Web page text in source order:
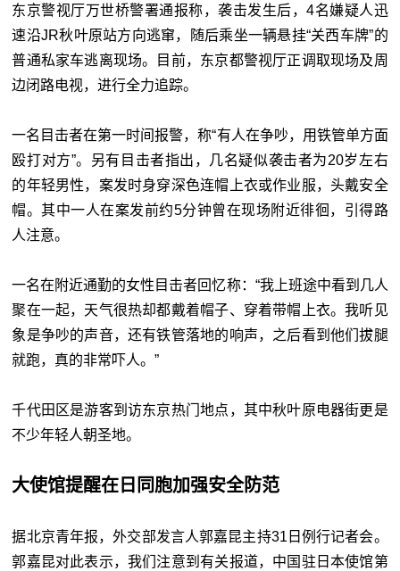
东京警视厅万世桥警署通报称，袭击发生后，4名嫌疑人迅
速沿JR秋叶原站方向逃窜，随后乘坐一辆悬挂“关西车牌”的
普通私家车逃离现场。目前，东京都警视厅正调取现场及周
边闭路电视，进行全力追踪。
一名目击者在第一时间报警，称“有人在争吵，用铁管单方面
殴打对方”。另有目击者指出，几名疑似袭击者为20岁左右
的年轻男性，案发时身穿深色连帽上衣或作业服，头戴安全
帽。其中一人在案发前约5分钟曾在现场附近徘徊，引得路
人注意。
一名在附近通勤的女性目击者回忆称：“我上班途中看到几人
聚在一起，天气很热却都戴着帽子、穿着带帽上衣。我听见
象是争吵的声音，还有铁管落地的响声，之后看到他们拔腿
就跑，真的非常吓人。”
千代田区是游客到访东京热门地点，其中秋叶原电器街更是
不少年轻人朝圣地。
大使馆提醒在日同胞加强安全防范
据北京青年报，外交部发言人郭嘉昆主持31日例行记者会。
郭嘉昆对此表示，我们注意到有关报道，中国驻日本使馆第